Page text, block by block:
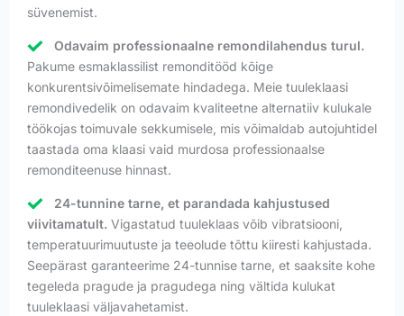
süvenemist.
Odavaim professionaalne remondilahendus turul.
Pakume esmaklassilist remonditööd kõige
konkurentsivõimelisemate hindadega. Meie tuuleklaasi
remondivedelik on odavaim kvaliteetne alternatiiv kulukale
töökojas toimuvale sekkumisele, mis võimaldab autojuhtidel
taastada oma klaasi vaid murdosa professionaalse
remonditeenuse hinnast.
24-tunnine tarne, et parandada kahjustused
viivitamatult. Vigastatud tuuleklaas võib vibratsiooni,
temperatuurimuutuste ja teeolude tõttu kiiresti kahjustada.
Seepärast garanteerime 24-tunnise tarne, et saaksite kohe
tegeleda pragude ja pragudega ning vältida kulukat
tuuleklaasi väljavahetamist.